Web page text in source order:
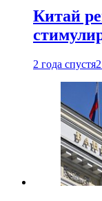
Китай
2 года спустя